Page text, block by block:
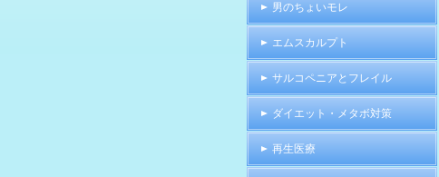
男のちょいモレ
エムスカルプト
サルコペニアとフレイル
ダイエット・メタボ対策
再生医療